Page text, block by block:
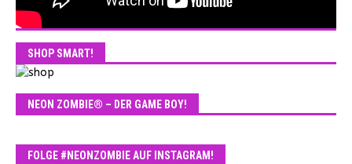
SHOP SMART!
NEON ZOMBIE® – DER GAME BOY!
FOLGE #NEONZOMBIE AUF INSTAGRAM!